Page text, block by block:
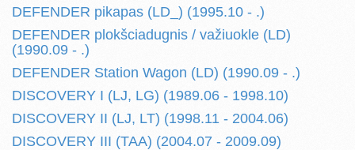
DEFENDER pikapas (LD_) (1995.10 - .)
DEFENDER plokšciadugnis / važiuokle (LD)
(1990.09 - .)
DEFENDER Station Wagon (LD) (1990.09 - .)
DISCOVERY I (LJ, LG) (1989.06 - 1998.10)
DISCOVERY II (LJ, LT) (1998.11 - 2004.06)
DISCOVERY III (TAA) (2004.07 - 2009.09)